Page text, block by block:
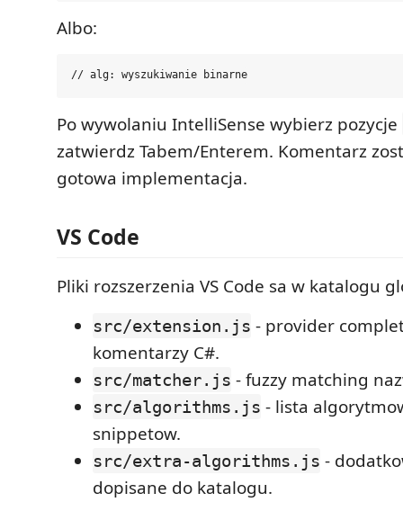
Albo:
Po wywolaniu IntelliSense wybierz pozycje
zatwierdz Tabem/Enterem. Komentarz
gotowa implementacja.
VS Code
Pliki rozszerzenia VS Code sa w katalogu
src/extension.js - provider
komentarzy C#.
src/matcher.js - fuzzy matching
src/algorithms.js - lista
snippetow.
src/extra-algorithms.js -
dopisane do katalogu.